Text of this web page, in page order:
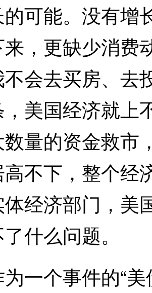
可能。没有增
，更缺少消费
会去买房、去
美国经济就上
量的资金救市
不下，整个经
经济部门，美
什么问题。
个事件的“美